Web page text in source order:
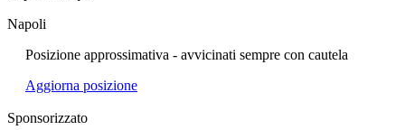
Napoli
Posizione approssimativa - avvicinati sempre con cautela
Aggiorna posizione
Sponsorizzato